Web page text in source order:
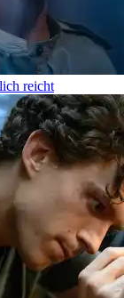
reicht